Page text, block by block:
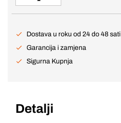
Dostava u roku od 24 do 48 sati
Garancija i zamjena
Sigurna Kupnja
Detalji